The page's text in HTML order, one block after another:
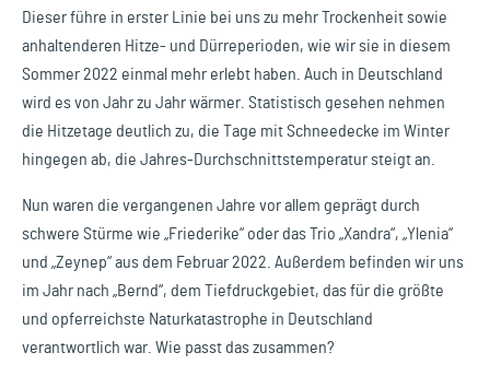
Dieser führe in erster Linie bei uns zu mehr Trockenheit sowie
anhaltenderen Hitze- und Dürreperioden, wie wir sie in diesem
Sommer 2022 einmal mehr erlebt haben. Auch in Deutschland
wird es von Jahr zu Jahr wärmer. Statistisch gesehen nehmen
die Hitzetage deutlich zu, die Tage mit Schneedecke im Winter
hingegen ab, die Jahres-Durchschnittstemperatur steigt an.
Nun waren die vergangenen Jahre vor allem geprägt durch
schwere Stürme wie „Friederike“ oder das Trio „Xandra“, „Ylenia“
und „Zeynep“ aus dem Februar 2022. Außerdem befinden wir uns
im Jahr nach „Bernd“, dem Tiefdruckgebiet, das für die größte
und opferreichste Naturkatastrophe in Deutschland
verantwortlich war. Wie passt das zusammen?